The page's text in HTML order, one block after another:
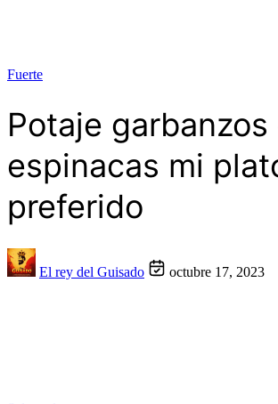
Fuerte
Potaje garbanzos
espinacas mi
preferido
El rey del Guisado octubre 17, 2023